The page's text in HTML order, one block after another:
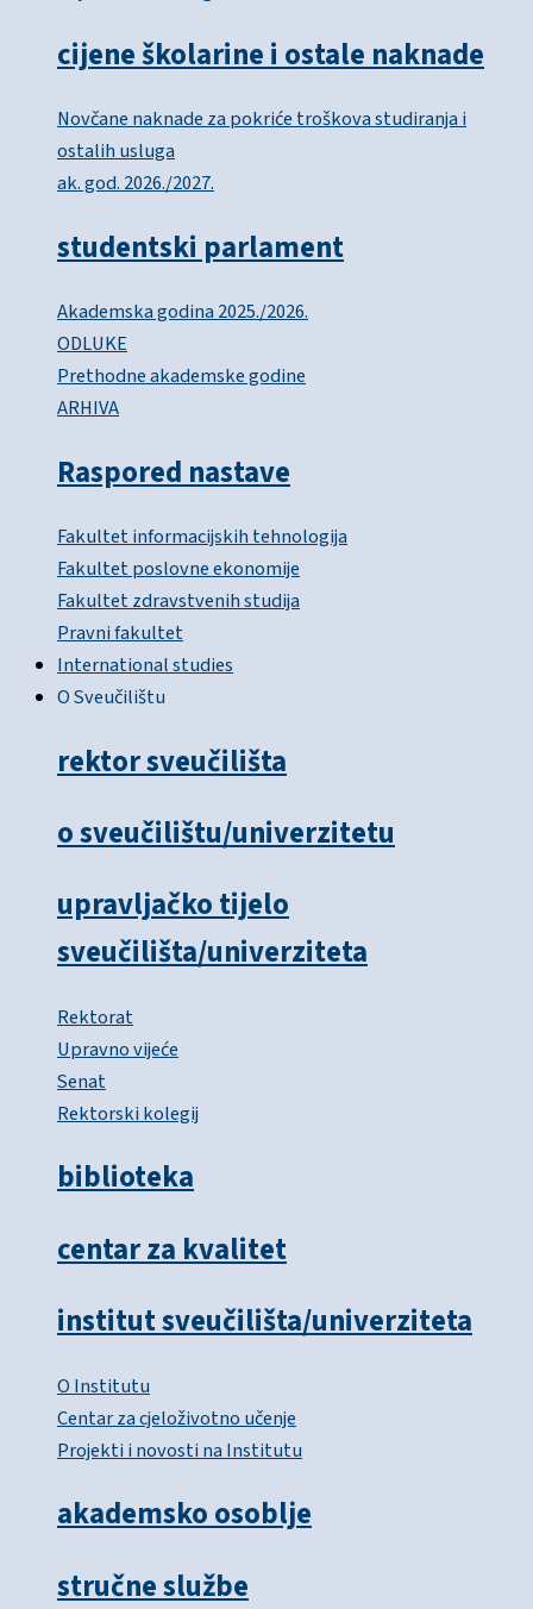
cijene školarine i ostale naknade
Novčane naknade za pokriće troškova studiranja i
ostalih usluga
ak. god. 2026./2027.
studentski parlament
Akademska godina 2025./2026.
ODLUKE
Prethodne akademske godine
ARHIVA
Raspored nastave
Fakultet informacijskih tehnologija
Fakultet poslovne ekonomije
Fakultet zdravstvenih studija
Pravni fakultet
International studies
O Sveučilištu
rektor sveučilišta
o sveučilištu/univerzitetu
upravljačko tijelo
sveučilišta/univerziteta
Rektorat
Upravno vijeće
Senat
Rektorski kolegij
biblioteka
centar za kvalitet
institut sveučilišta/univerziteta
O Institutu
Centar za cjeloživotno učenje
Projekti i novosti na Institutu
akademsko osoblje
stručne službe